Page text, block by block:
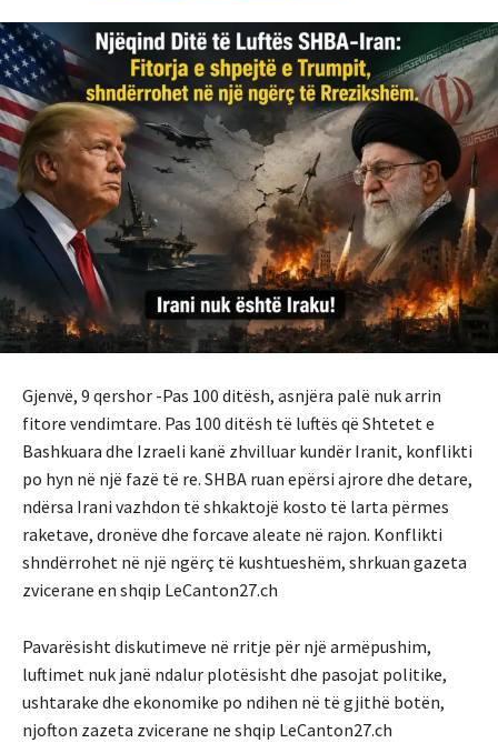
Gjenvë, 9 qershor -Pas 100 ditësh, asnjëra palë nuk arrin
fitore vendimtare. Pas 100 ditësh të luftës që Shtetet e
Bashkuara dhe Izraeli kanë zhvilluar kundër Iranit, konflikti
po hyn në një fazë të re. SHBA ruan epërsi ajrore dhe detare,
ndërsa Irani vazhdon të shkaktojë kosto të larta përmes
raketave, dronëve dhe forcave aleate në rajon. Konflikti
shndërrohet në një ngërç të kushtueshëm, shrkuan gazeta
zvicerane en shqip LeCanton27.ch
Pavarësisht diskutimeve në rritje për një armëpushim,
luftimet nuk janë ndalur plotësisht dhe pasojat politike,
ushtarake dhe ekonomike po ndihen në të gjithë botën,
njofton zazeta zvicerane ne shqip LeCanton27.ch